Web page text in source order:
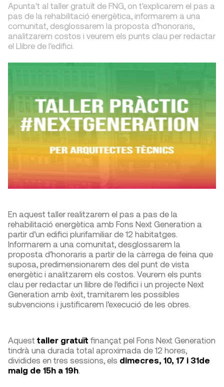
Apunta't al taller gratuït de FNG, on t'explicarem el pas a
pas de la rehabilitació energètica, informarem a una
comunitat, desglossarem la proposta d’honoraris,
analitzarem costos i veurem els punts clau per redactar
el Llibre de l'edifici.
En aquest taller realitzarem el pas a pas de la
rehabilitació energètica amb Fons Next Generation a
partir d’un edifici plurifamiliar de 12 habitatges.
Informarem a una comunitat, desglossarem la
proposta d’honoraris a partir de la càrrega de feina que
suposa, predimensionarem des del punt de vista
energètic i analitzarem els costos. Veurem els punts
clau per redactar un llibre de l’edifici i un projecte Next
Generation amb èxit, tramitarem les possibles
subvencions i justificarem l’execució de les obres.
Aquest taller gratuït finançat pel Fons Next Generation
tindrà una durada total aproximada de 12 hores,
dividides en tres sessions, els dimecres, 10, 17 i 31de
maig de 15h a 19h.